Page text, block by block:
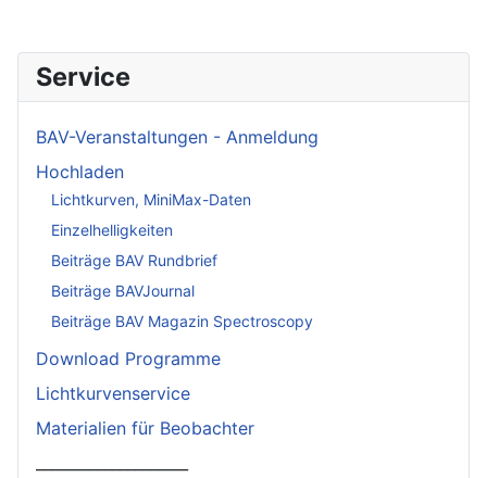
Service
BAV-Veranstaltungen - Anmeldung
Hochladen
Lichtkurven, MiniMax-Daten
Einzelhelligkeiten
Beiträge BAV Rundbrief
Beiträge BAVJournal
Beiträge BAV Magazin Spectroscopy
Download Programme
Lichtkurvenservice
Materialien für Beobachter